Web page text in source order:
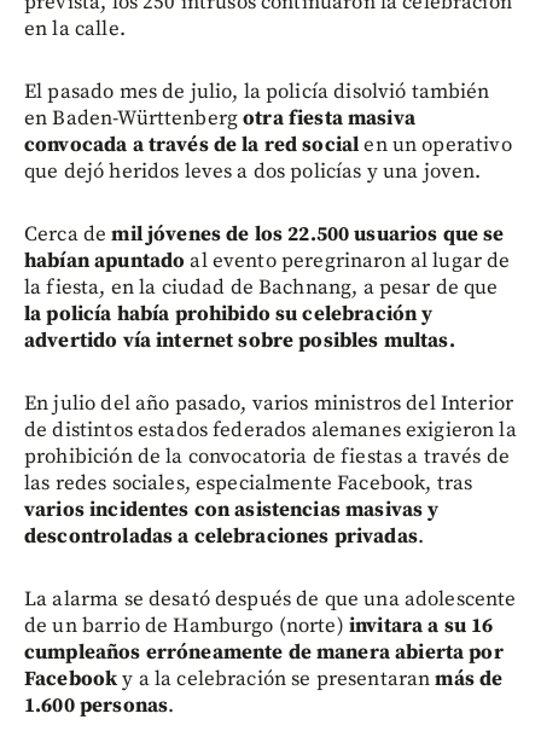
en la calle.
El pasado mes de julio, la policía disolvió también
en Baden-Württenbergotra fiesta masiva
convocada a través de la red socialen un operativo
que dejó heridos leves a dos policías y una joven.
Cerca demil jóvenes de los 22.500 usuarios que se
habían apuntado al evento peregrinaron al lugar de
la fiesta, en la ciudad de Bachnang, a pesar de que
la policía había prohibido su celebración y
advertido vía internet sobre posibles multas.
En julio del año pasado, varios ministros del Interior
de distintos estados federados alemanes exigieron la
prohibición de la convocatoria de fiestas a través de
las redes sociales, especialmente Facebook, tras
varios incidentes con asistencias masivas y
descontroladas a celebraciones privadas.
La alarma se desató después de que una adolescente
de un barrio de Hamburgo (norte) invitara a su 16
cumpleaños erróneamente de manera abierta por
Facebooky a la celebración se presentaranmás de
1.600 personas.